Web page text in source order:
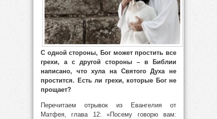
С одной стороны, Бог может простить все
грехи, а с другой стороны – в Библии
написано, что хула на Святого Духа не
простится. Есть ли грехи, которые Бог не
прощает?
Перечитаем отрывок из Евангелия от
Матфея, глава 12: «Посему говорю вам: